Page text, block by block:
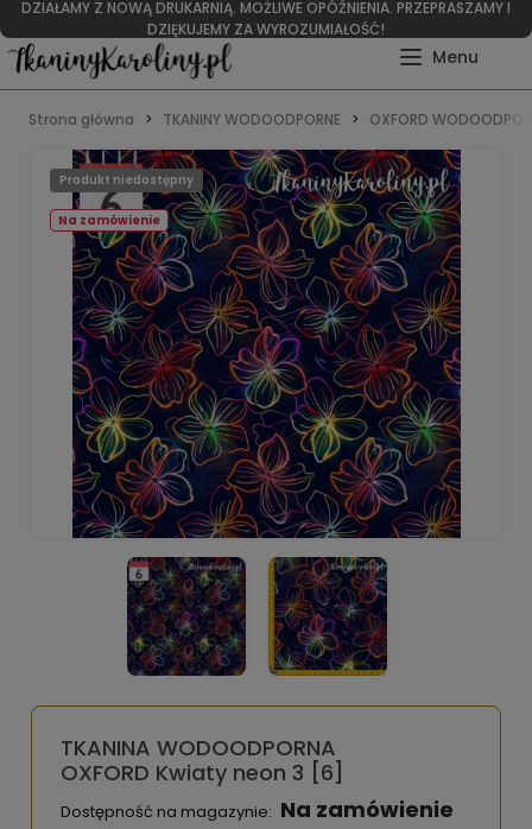
DZIAŁAMY Z NOWĄ DRUKARNIĄ. MOŻLIWE OPÓŹNIENIA. PRZEPRASZAMY I
DZIĘKUJEMY ZA WYROZUMIAŁOŚĆ!
Strona główna TKANINY WODOODPORNE OXFORD
Na zamówienie
Produkt niedostępny
TKANINA WODOODPORNA
OXFORD Kwiaty neon 3 [6]
Dostępność na magazynie: Na zamówienie